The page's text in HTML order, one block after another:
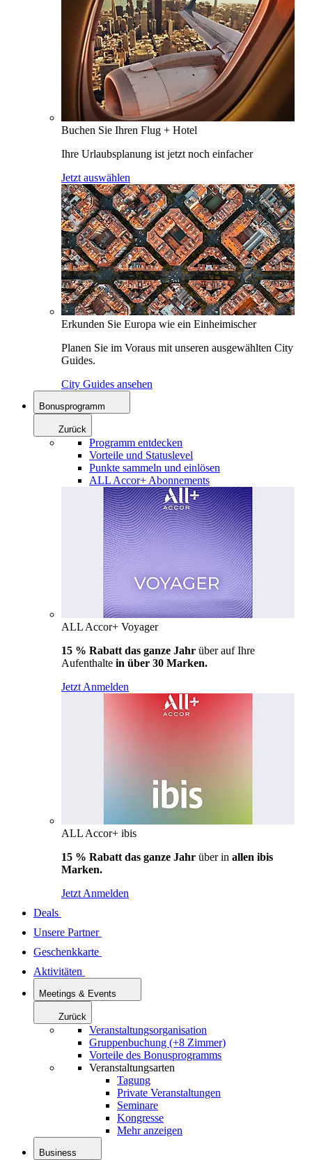
Buchen Sie Ihren Flug + Hotel
Ihre Urlaubsplanung ist jetzt noch einfacher
Jetzt auswählen
Erkunden Sie Europa wie ein Einheimischer
Planen Sie im Voraus mit unseren ausgewählten City
Guides.
City Guides ansehen
Bonusprogramm
Zurück
Programm entdecken
Vorteile und Statuslevel
Punkte sammeln und einlösen
ALL Accor+ Abonnements
ALL Accor+ Voyager
15 % Rabatt das ganze Jahr über auf Ihre
Aufenthalte in über 30 Marken.
Jetzt Anmelden
ALL Accor+ ibis
15 % Rabatt das ganze Jahr über in allen ibis
Marken.
Jetzt Anmelden
Deals
Unsere Partner
Geschenkkarte
Aktivitäten
Meetings & Events
Zurück
Veranstaltungsorganisation
Gruppenbuchung (+8 Zimmer)
Vorteile des Bonusprogramms
Veranstaltungsarten
Tagung
Private Veranstaltungen
Seminare
Kongresse
Mehr anzeigen
Business